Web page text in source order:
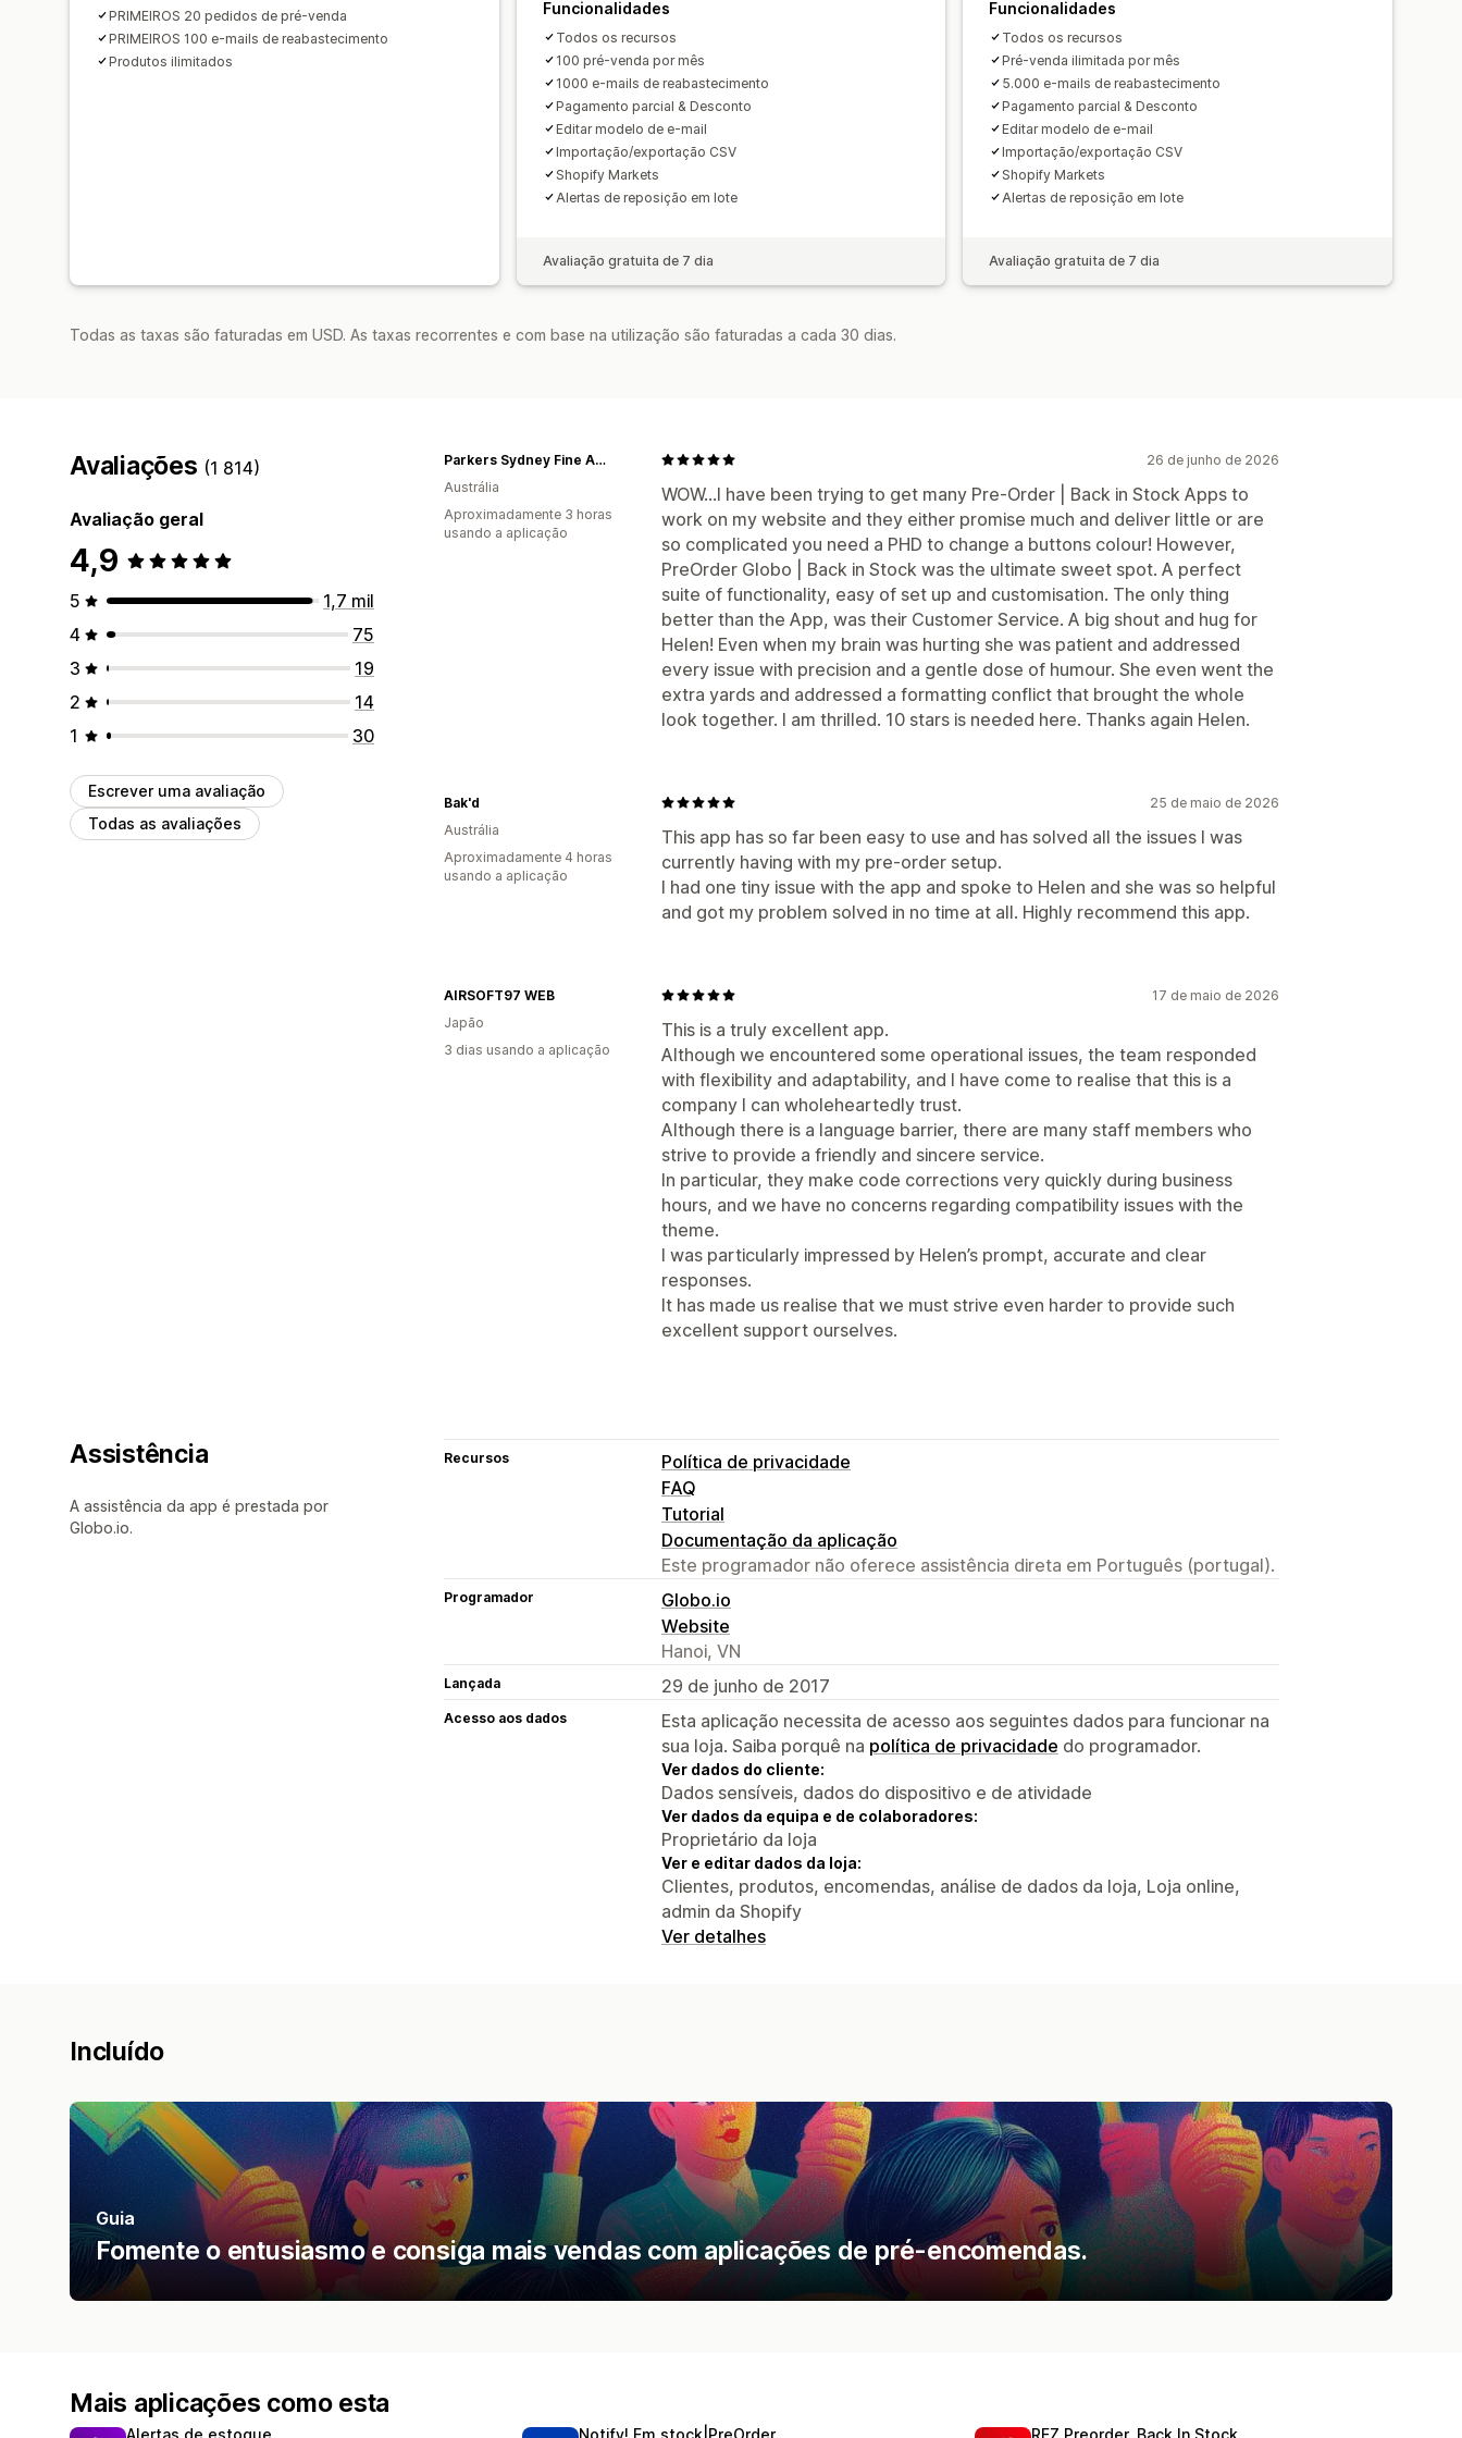
PRIMEIROS 20 pedidos de pré-venda
PRIMEIROS 100 e-mails de reabastecimento
Produtos ilimitados
Funcionalidades
Todos os recursos
100 pré-venda por mês
1000 e-mails de reabastecimento
Pagamento parcial & Desconto
Editar modelo de e-mail
Importação/exportação CSV
Shopify Markets
Alertas de reposição em lote
Avaliação gratuita de 7 dia
Funcionalidades
Todos os recursos
Pré-venda ilimitada por mês
5.000 e-mails de reabastecimento
Pagamento parcial & Desconto
Editar modelo de e-mail
Importação/exportação CSV
Shopify Markets
Alertas de reposição em lote
Avaliação gratuita de 7 dia
Todas as taxas são faturadas em USD. As taxas recorrentes e com base na utilização são faturadas a cada 30 dias.
Avaliações (1 814)
Avaliação geral
4,9
5
1,7 mil
4
75
3
19
2
14
1
30
Escrever uma avaliação
Todas as avaliações
26 de junho de 2026
WOW...I have been trying to get many Pre-Order | Back in Stock Apps to
work on my website and they either promise much and deliver little or are
so complicated you need a PHD to change a buttons colour! However,
PreOrder Globo | Back in Stock was the ultimate sweet spot. A perfect
suite of functionality, easy of set up and customisation. The only thing
better than the App, was their Customer Service. A big shout and hug for
Helen! Even when my brain was hurting she was patient and addressed
every issue with precision and a gentle dose of humour. She even went the
extra yards and addressed a formatting conflict that brought the whole
look together. I am thrilled. 10 stars is needed here. Thanks again Helen.
Parkers Sydney Fine Art Supplies
Austrália
Aproximadamente 3 horas
usando a aplicação
25 de maio de 2026
This app has so far been easy to use and has solved all the issues I was
currently having with my pre-order setup.
I had one tiny issue with the app and spoke to Helen and she was so helpful
and got my problem solved in no time at all. Highly recommend this app.
Bak'd
Austrália
Aproximadamente 4 horas
usando a aplicação
17 de maio de 2026
This is a truly excellent app.
Although we encountered some operational issues, the team responded
with flexibility and adaptability, and I have come to realise that this is a
company I can wholeheartedly trust.
Although there is a language barrier, there are many staff members who
strive to provide a friendly and sincere service.
In particular, they make code corrections very quickly during business
hours, and we have no concerns regarding compatibility issues with the
theme.
I was particularly impressed by Helen’s prompt, accurate and clear
responses.
It has made us realise that we must strive even harder to provide such
excellent support ourselves.
AIRSOFT97 WEB
Japão
3 dias usando a aplicação
Assistência
A assistência da app é prestada por
Globo.io.
Recursos
Política de privacidade
FAQ
Tutorial
Documentação da aplicação
Este programador não oferece assistência direta em Português (portugal).
Programador
Globo.io
Website
Hanoi, VN
Lançada 29 de junho de 2017
Acesso aos dados
Esta aplicação necessita de acesso aos seguintes dados para funcionar na
sua loja. Saiba porquê na política de privacidade do programador.
Ver dados do cliente:
Dados sensíveis, dados do dispositivo e de atividade
Ver dados da equipa e de colaboradores:
Proprietário da loja
Ver e editar dados da loja:
Clientes, produtos, encomendas, análise de dados da loja, Loja online,
admin da Shopify
Ver detalhes
Incluído
Guia
Fomente o entusiasmo e consiga mais vendas com aplicações de pré-encomendas.
Mais aplicações como esta
Alertas de estoque Notify! Em stock|PreOrder REZ Preorder, Back In Stock